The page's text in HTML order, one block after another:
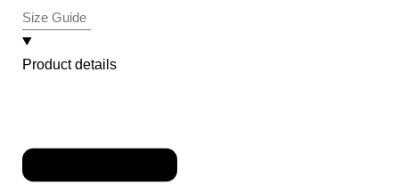
Size Guide
Product details